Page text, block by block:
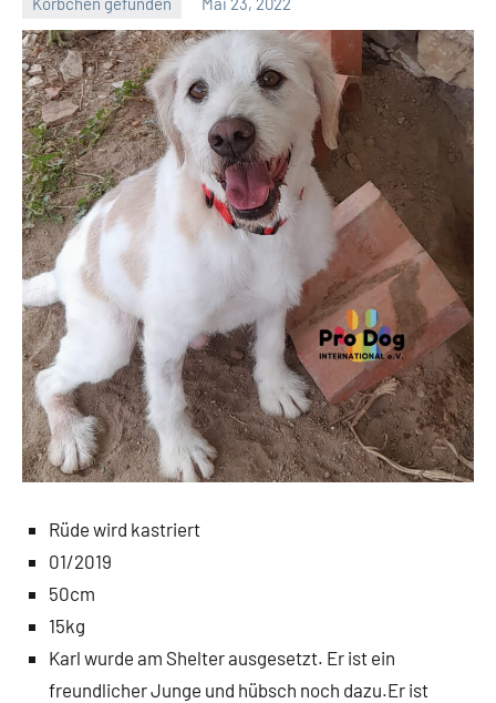
Rüde wird kastriert
01/2019
50cm
15kg
Karl wurde am Shelter ausgesetzt. Er ist ein
freundlicher Junge und hübsch noch dazu.Er ist